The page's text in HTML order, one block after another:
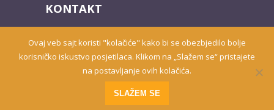
KONTAKT
Email:marketing@hnsmjestaj.com
Prisutni od 2010. godine | 2019 © Smještaj u Herceg Novom
Website developed byPRO ECO
Ovaj veb sajt koristi "kolačiće" kako bi se obezbjedilo bolje
korisničko iskustvo posjetilaca. Klikom na „Slažem se“ pristajete
na postavljanje ovih kolačića.
SLAŽEM SE